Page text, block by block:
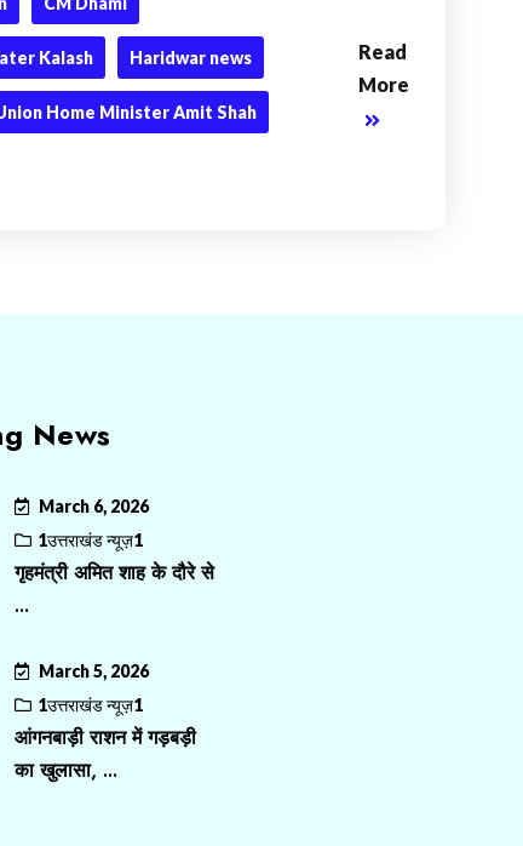
Kalash Haridwar news
Home Minister Amit Shah
Read
More
News
March 6, 2026
1उत्तराखंड न्यूज़1
गृहमंत्री अमित शाह के दौरे से
...
March 5, 2026
1उत्तराखंड न्यूज़1
आंगनबाड़ी राशन में गड़बड़ी
का खुलासा, ...